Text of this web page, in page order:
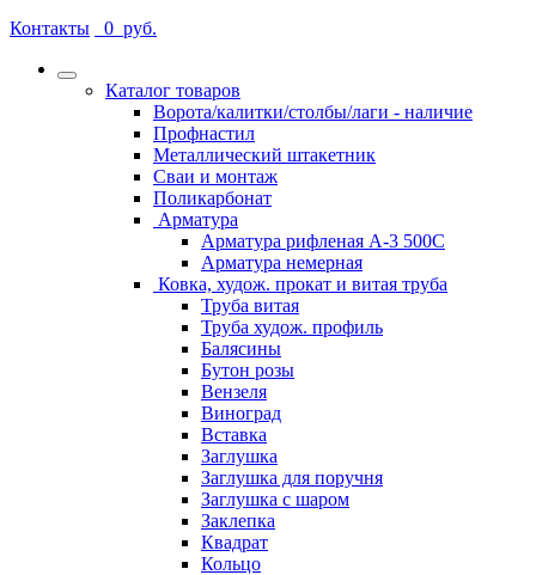
Контакты
0 руб.
Каталог товаров
Ворота/калитки/столбы/лаги - наличие
Профнастил
Металлический штакетник
Сваи и монтаж
Поликарбонат
Арматура
Арматура рифленая А-3 500С
Арматура немерная
Ковка, худож. прокат и витая труба
Труба витая
Труба худож. профиль
Балясины
Бутон розы
Вензеля
Виноград
Вставка
Заглушка
Заглушка для поручня
Заглушка с шаром
Заклепка
Квадрат
Кольцо